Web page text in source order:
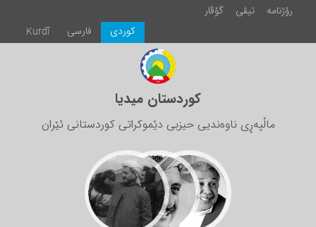
رۆژنامە تیڤی
گۆڤار
Kurdî
فارسی كوردی
کوردستان میدیا
ماڵپەڕی ناوەندیی حیزبی دێموکراتی کوردستانی ئێران